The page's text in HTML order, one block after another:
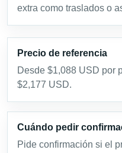
extra como traslados o
Precio de referencia
Desde $1,088 USD por
$2,177 USD.
Cuándo pedir
Pide confirmación si el